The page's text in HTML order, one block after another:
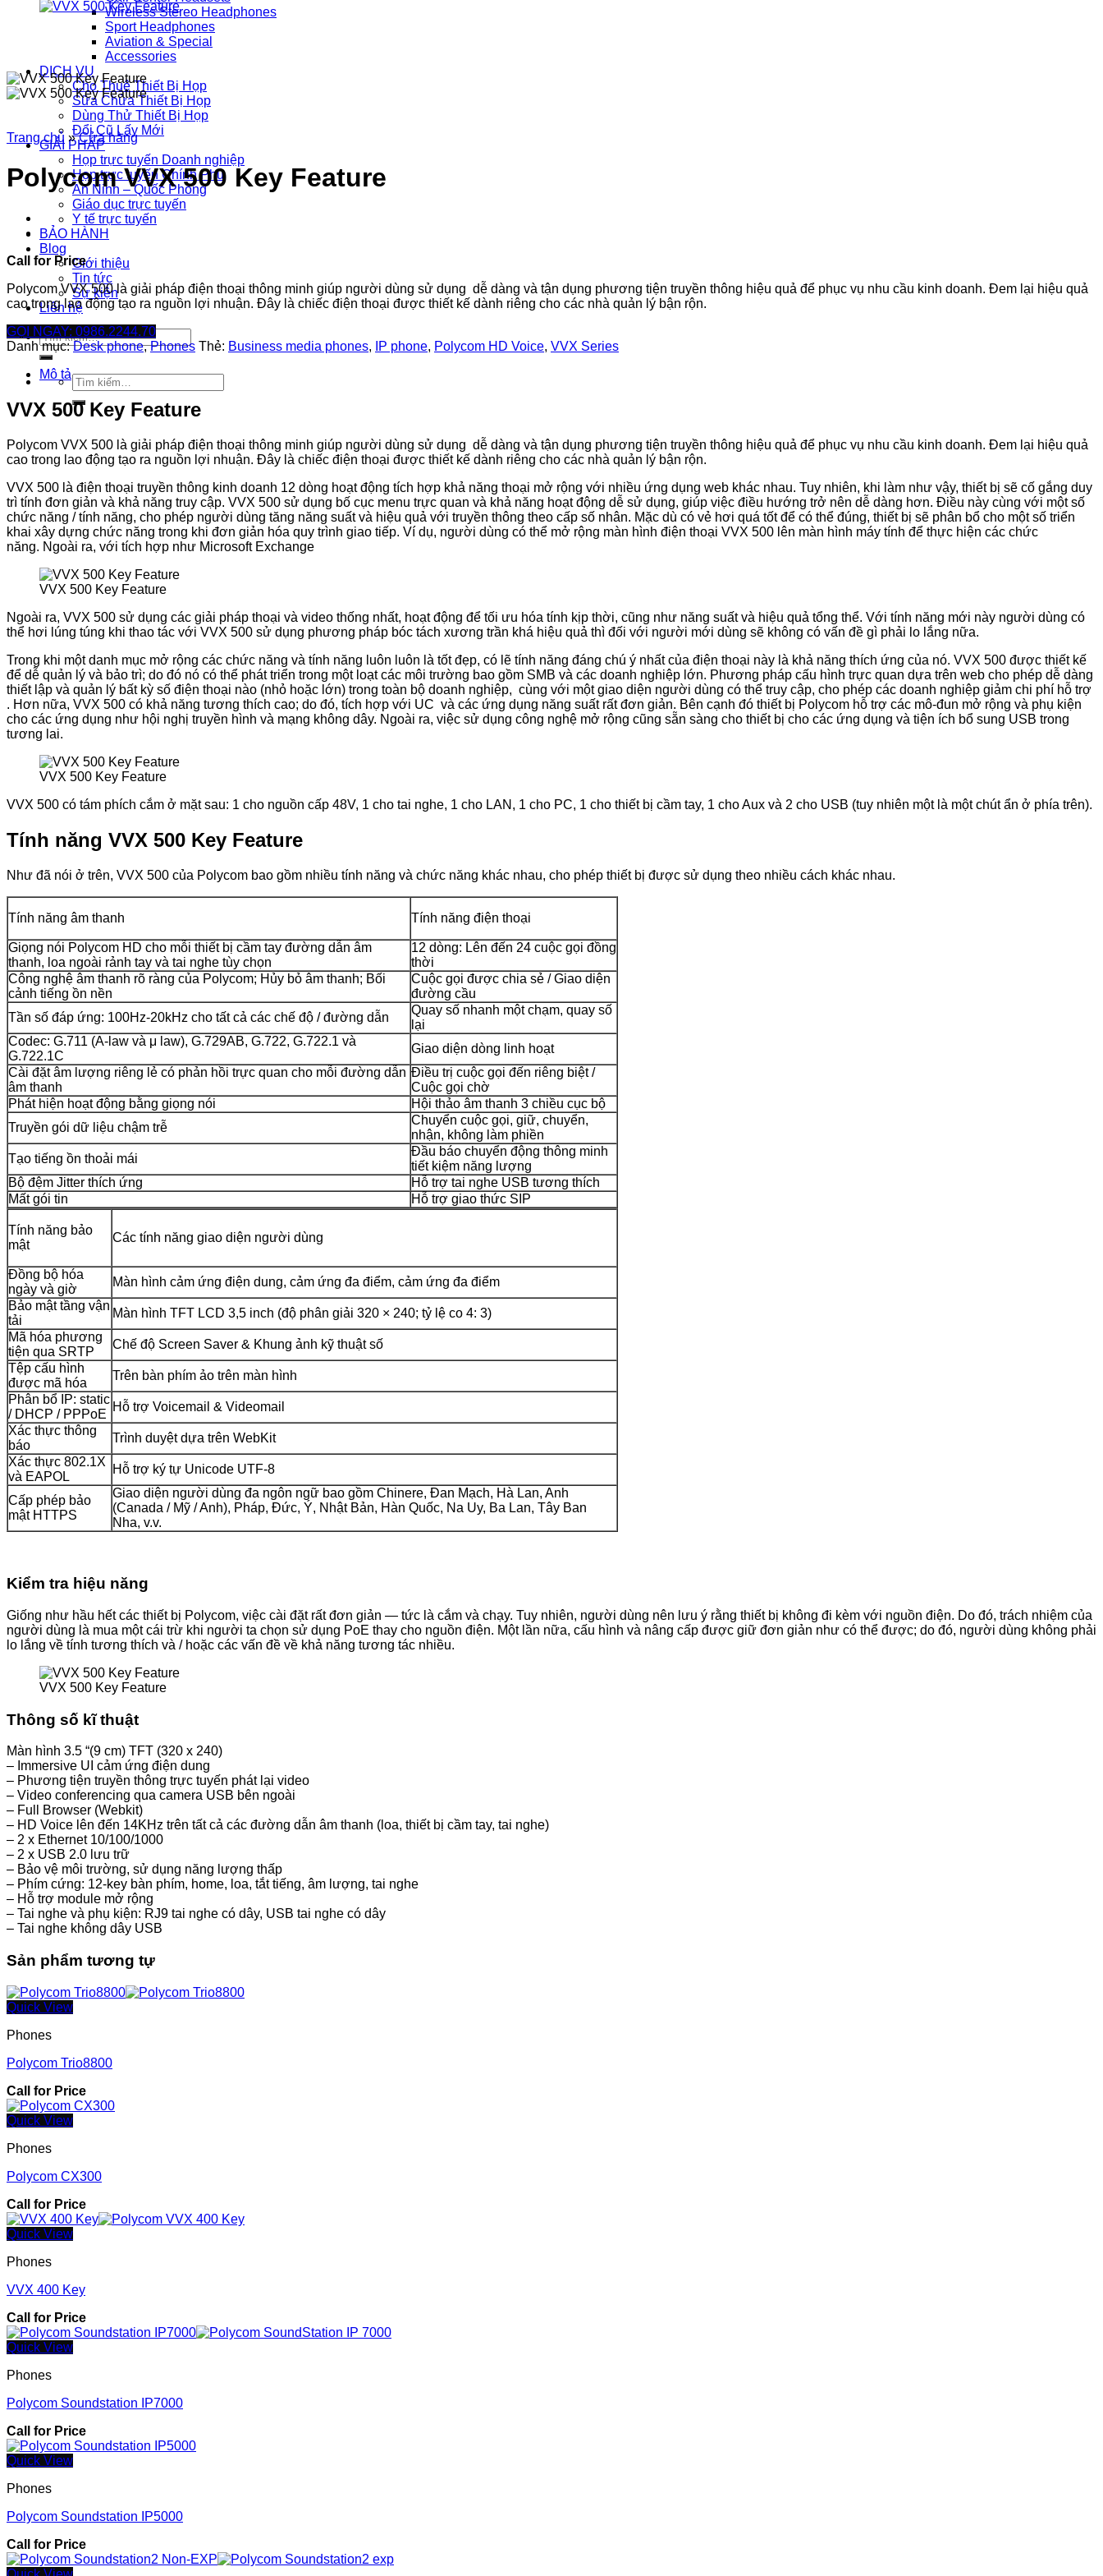
Wireless Stereo Headphones
Sport Headphones
Aviation & Special
Accessories
DỊCH VỤ
Cho Thuê Thiết Bị Họp
Sữa Chửa Thiết Bị Họp
Dùng Thử Thiết Bị Họp
Đổi Cũ Lấy Mới
GIẢI PHÁP
Họp trực tuyến Doanh nghiệp
Họp trực tuyến Chính Phủ
An Ninh – Quốc Phòng
Giáo dục trực tuyến
Y tế trực tuyến
BẢO HÀNH
Blog
Giới thiệu
Tin tức
Sự kiện
Liên hệ
Tìm
kiếm:
Tìm
kiếm:
Trang chủ » Cửa hàng
Polycom VVX 500 Key Feature
Call for Price
Polycom VVX 500 là giải pháp điện thoại thông minh giúp người dùng sử dụng dễ dàng và tận dụng phương tiện truyền thông hiệu quả để phục vụ nhu cầu kinh doanh. Đem lại hiệu quả
cao trong lao động tạo ra nguồn lợi nhuận. Đây là chiếc điện thoại được thiết kế dành riêng cho các nhà quản lý bận rộn.
GỌI NGAY: 0986.2244.70
Danh mục:Desk phone,Phones Thẻ: Business media phones, IP phone, Polycom HD Voice, VVX Series
Mô tả
VVX 500 Key Feature
Polycom VVX 500 là giải pháp điện thoại thông minh giúp người dùng sử dụng dễ dàng và tận dụng phương tiện truyền thông hiệu quả để phục vụ nhu cầu kinh doanh. Đem lại hiệu quả
cao trong lao động tạo ra nguồn lợi nhuận. Đây là chiếc điện thoại được thiết kế dành riêng cho các nhà quản lý bận rộn.
VVX 500 là điện thoại truyền thông kinh doanh 12 dòng hoạt động tích hợp khả năng thoại mở rộng với nhiều ứng dụng web khác nhau. Tuy nhiên, khi làm như vậy, thiết bị sẽ cố gắng duy
trì tính đơn giản và khả năng truy cập. VVX 500 sử dụng bố cục menu trực quan và khả năng hoạt động dễ sử dụng, giúp việc điều hướng trở nên dễ dàng hơn. Điều này cùng với một số
chức năng / tính năng, cho phép người dùng tăng năng suất và hiệu quả với truyền thông theo cấp số nhân. Mặc dù có vẻ hơi quá tốt để có thể đúng, thiết bị sẽ phân bổ cho một số triển
khai xây dựng chức năng trong khi đơn giản hóa quy trình giao tiếp. Ví dụ, người dùng có thể mở rộng màn hình điện thoại VVX ​​500 lên màn hình máy tính để thực hiện các chức
năng. Ngoài ra, với tích hợp như Microsoft Exchange
VVX 500 Key Feature
Ngoài ra, VVX 500 sử dụng các giải pháp thoại và video thống nhất, hoạt động để tối ưu hóa tính kịp thời, cũng như năng suất và hiệu quả tổng thể. Với tính năng mới này người dùng có
thể hơi lúng túng khi thao tác với VVX 500 sử dụng phương pháp bóc tách xương trần khá hiệu quả thì đối với người mới dùng sẽ không có vấn đề gì phải lo lắng nữa.
Trong khi một danh mục mở rộng các chức năng và tính năng luôn luôn là tốt đẹp, có lẽ tính năng đáng chú ý nhất của điện thoại này là khả năng thích ứng của nó. VVX 500 được thiết kế
để dễ quản lý và bảo trì; do đó nó có thể phát triển trong một loạt các môi trường bao gồm SMB và các doanh nghiệp lớn. Phương pháp cấu hình trực quan dựa trên web cho phép dễ dàng
thiết lập và quản lý bất kỳ số điện thoại nào (nhỏ hoặc lớn) trong toàn bộ doanh nghiệp, cùng với một giao diện người dùng có thể truy cập, cho phép các doanh nghiệp giảm chi phí hỗ trợ
. Hơn nữa, VVX 500 có khả năng tương thích cao; do đó, tích hợp với UC và các ứng dụng năng suất rất đơn giản. Bên cạnh đó thiết bị Polycom hỗ trợ các mô-đun mở rộng và phụ kiện
cho các ứng dụng như hội nghị truyền hình và mạng không dây. Ngoài ra, việc sử dụng công nghệ mở rộng cũng sẵn sàng cho thiết bị cho các ứng dụng và tiện ích bổ sung USB trong
tương lai.
VVX 500 Key Feature
VVX 500 có tám phích cắm ở mặt sau: 1 cho nguồn cấp 48V, 1 cho tai nghe, 1 cho LAN, 1 cho PC, 1 cho thiết bị cầm tay, 1 cho Aux và 2 cho USB (tuy nhiên một là một chút ẩn ở phía trên).
Tính năng VVX 500 Key Feature
Như đã nói ở trên, VVX 500 của Polycom bao gồm nhiều tính năng và chức năng khác nhau, cho phép thiết bị được sử dụng theo nhiều cách khác nhau.
Tính năng âm thanh Tính năng điện thoại
Giọng nói Polycom HD cho mỗi thiết bị cầm tay đường dẫn âm
thanh, loa ngoài rảnh tay và tai nghe tùy chọn
12 dòng: Lên đến 24 cuộc gọi đồng
thời
Công nghệ âm thanh rõ ràng của Polycom; Hủy bỏ âm thanh; Bối
cảnh tiếng ồn nền
Cuộc gọi được chia sẻ / Giao diện
đường cầu
Tần số đáp ứng: 100Hz-20kHz cho tất cả các chế độ / đường dẫn
Quay số nhanh một chạm, quay số
lại
Codec: G.711 (A-law và μ law), G.729AB, G.722, G.722.1 và
G.722.1C
Giao diện dòng linh hoạt
Cài đặt âm lượng riêng lẻ có phản hồi trực quan cho mỗi đường dẫn
âm thanh
Điều trị cuộc gọi đến riêng biệt /
Cuộc gọi chờ
Phát hiện hoạt động bằng giọng nói
Hội thảo âm thanh 3 chiều cục bộ
Truyền gói dữ liệu chậm trễ
Chuyển cuộc gọi, giữ, chuyển,
nhận, không làm phiền
Tạo tiếng ồn thoải mái
Đầu báo chuyển động thông minh
tiết kiệm năng lượng
Bộ đệm Jitter thích ứng
Hỗ trợ tai nghe USB tương thích
Mất gói tin
Hỗ trợ giao thức SIP
Tính năng bảo
mật
Các tính năng giao diện người dùng
Đồng bộ hóa
ngày và giờ
Màn hình cảm ứng điện dung, cảm ứng đa điểm, cảm ứng đa điểm
Bảo mật tầng vận
tải
Màn hình TFT LCD 3,5 inch (độ phân giải 320 × 240; tỷ lệ co 4: 3)
Mã hóa phương
tiện qua SRTP
Chế độ Screen Saver & Khung ảnh kỹ thuật số
Tệp cấu hình
được mã hóa
Trên bàn phím ảo trên màn hình
Phân bổ IP: static
/ DHCP / PPPoE
Hỗ trợ Voicemail & Videomail
Xác thực thông
báo
Trình duyệt dựa trên WebKit
Xác thực 802.1X
và EAPOL
Hỗ trợ ký tự Unicode UTF-8
Cấp phép bảo
mật HTTPS
Giao diện người dùng đa ngôn ngữ bao gồm Chinere, Đan Mạch, Hà Lan, Anh
(Canada / Mỹ / Anh), Pháp, Đức, Ý, Nhật Bản, Hàn Quốc, Na Uy, Ba Lan, Tây Ban
Nha, v.v.
Kiểm tra hiệu năng
Giống như hầu hết các thiết bị Polycom, việc cài đặt rất đơn giản — tức là cắm và chạy. Tuy nhiên, người dùng nên lưu ý rằng thiết bị không đi kèm với nguồn điện. Do đó, trách nhiệm của
người dùng là mua một cái trừ khi người ta chọn sử dụng PoE thay cho nguồn điện. Một lần nữa, cấu hình và nâng cấp được giữ đơn giản như có thể được; do đó, người dùng không phải
lo lắng về tính tương thích và / hoặc các vấn đề về khả năng tương tác nhiều.
VVX 500 Key Feature
Thông số kĩ thuật
Màn hình 3.5 “(9 cm) TFT (320 x 240)
– Immersive UI cảm ứng điện dung
– Phương tiện truyền thông trực tuyến phát lại video
– Video conferencing qua camera USB bên ngoài
– Full Browser (Webkit)
– HD Voice lên đến 14KHz trên tất cả các đường dẫn âm thanh (loa, thiết bị cầm tay, tai nghe)
– 2 x Ethernet 10/100/1000
– 2 x USB 2.0 lưu trữ
– Bảo vệ môi trường, sử dụng năng lượng thấp
– Phím cứng: 12-key bàn phím, home, loa, tắt tiếng, âm lượng, tai nghe
– Hỗ trợ module mở rộng
– Tai nghe và phụ kiện: RJ9 tai nghe có dây, USB tai nghe có dây
– Tai nghe không dây USB
Sản phẩm tương tự
Quick View
Phones
Polycom Trio8800
Call for Price
Quick View
Phones
Polycom CX300
Call for Price
Quick View
Phones
VVX 400 Key
Call for Price
Quick View
Phones
Polycom Soundstation IP7000
Call for Price
Quick View
Phones
Polycom Soundstation IP5000
Call for Price